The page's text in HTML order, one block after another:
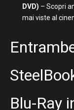
DVD) – Scopri
mai viste al
Blu-Ray